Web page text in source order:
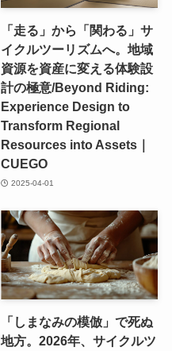
「走る」から「関わる」サ
イクルツーリズムへ。地域
資源を資産に変える体験設
計の極意/Beyond Riding:
Experience Design to
Transform Regional
Resources into Assets｜
CUEGO
2025-04-01
「しまなみの模倣」で死ぬ
地方。2026年、サイクルツ